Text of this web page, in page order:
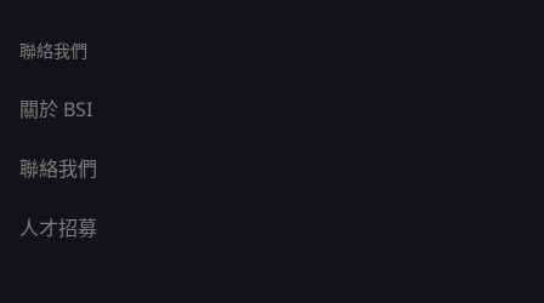
聯絡我們
關於 BSI
聯絡我們
人才招募